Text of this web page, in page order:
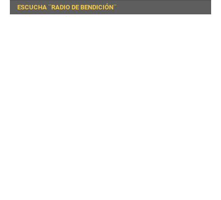
ESCUCHA ¨RADIO DE BENDICIÓN¨